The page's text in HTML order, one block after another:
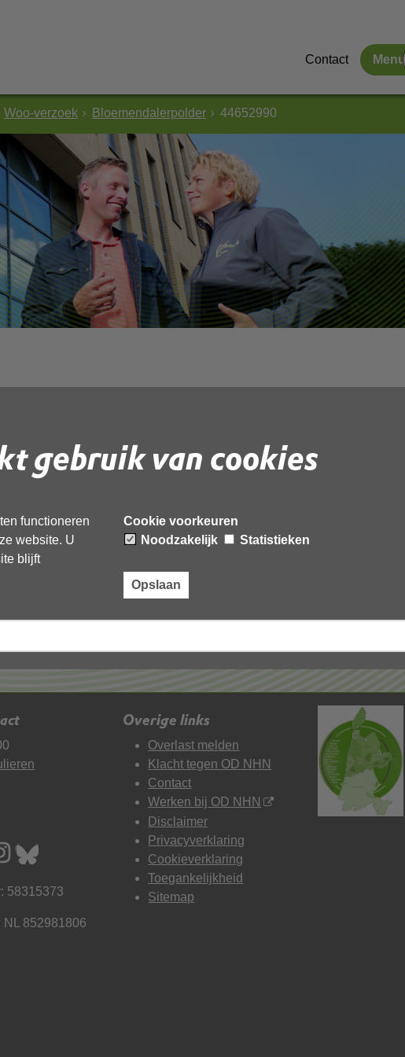
gebruik van cookies
functioneren
website. U
blijft
Cookie voorkeuren
Noodzakelijk
Statistieken
Opslaan
Contact Menu
Woo-verzoek Bloemendalerpolder 44652990
downloaden.
58315373
NL 852981806
Overige links
Overlast melden
Klacht tegen OD NHN
Contact
Werken bij OD NHN
Disclaimer
Privacyverklaring
Cookieverklaring
Toegankelijkheid
Sitemap